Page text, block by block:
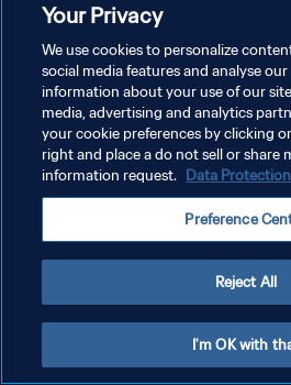
POLITIQUE DE CONFIDENTIALITÉ
CONDITIONS D'UTILISATION
GÉRER VOS PRÉFÉRENCES SUR LES
Your Privacy
We use cookies to personalize
social media features and analyse
information about your use of our
media, advertising and analytics
your cookie preferences by clicking
right and place a do not sell or share
information request. Data
Preference
Reject All
I'm OK with